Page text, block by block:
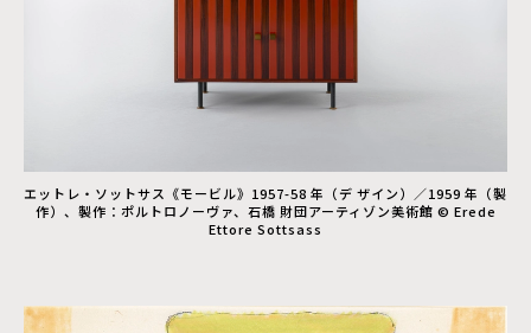
エットレ・ソットサス《モービル》1957-58 年（デ ザイン）／1959 年（製
作）、製作：ポルトロノーヴァ、石橋 財団アーティゾン美術館 © Erede
Ettore Sottsass